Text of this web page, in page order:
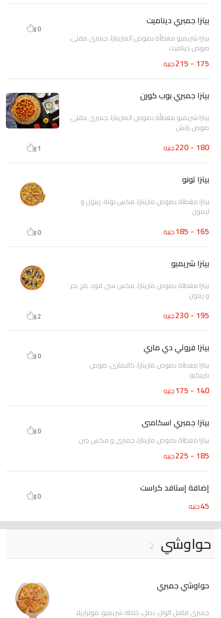
بيتزا جمبري ديناميت
بيتزا شريمبو مغطأة بصوص المارينارا، جمبرى مقلى،
صوص ديناميت
175 - 215 جنيه
0
بيتزا جمبري بوب كورن
بيتزا شريمبو مغطأة بصوص المارينارا، جمبرى مقلى،
صوص رانش
180 - 220 جنيه 1
بيتزا تونو
بيتزا مغطاة بصوص مارينارا، مكس تونة، زيتون و
ليمون
165 - 185 جنيه 0
بيتزا شريمبو
بيتزا مغطاة بصوص مارينارا، مكس سى فود، بلح بحر
و زيتون
195 - 230 جنيه 2
بيتزا فروتي دي ماري
بيتزا مغطاة بصوص مارينارا، كاليمارى، صوص
باربيكيو
140 - 175 جنيه
0
بيتزا جمبري اسكامبى
بيتزا مغطاة بصوص مارينارا، جمبرى و مكس جبن
185 - 225 جنيه
0
إضافة إستافد كراست
45جنيه
0
حواوشي 2
حواوشي جمبري
جمبرى فلفل الوان، بصل، خلطة شريمبو، موتزاريلا